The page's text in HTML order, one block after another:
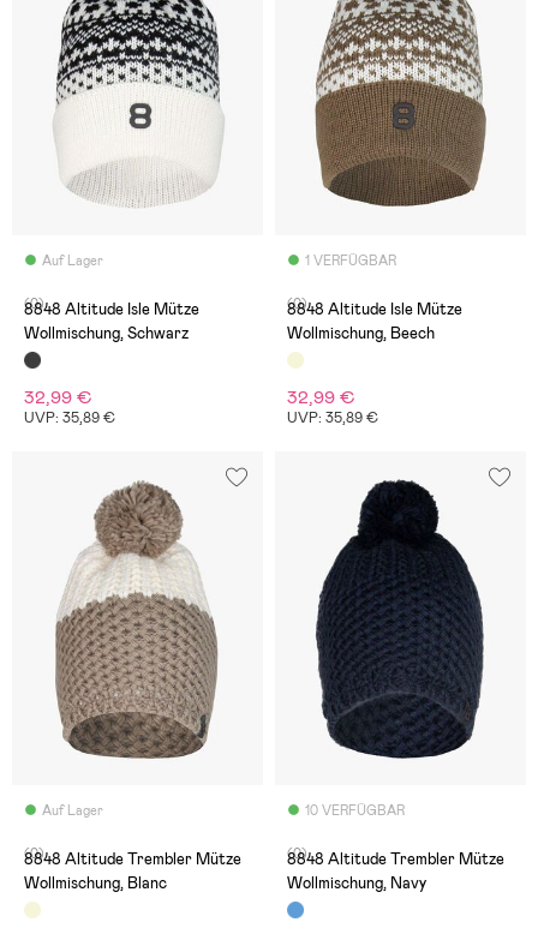
Auf Lager
(0)
8848 Altitude Isle Mütze
Wollmischung, Schwarz
32,99 €
UVP: 35,89 €
1 VERFÜGBAR
(0)
8848 Altitude Isle Mütze
Wollmischung, Beech
32,99 €
UVP: 35,89 €
Auf Lager
(0)
8848 Altitude Trembler Mütze
Wollmischung, Blanc
10 VERFÜGBAR
(0)
8848 Altitude Trembler Mütze
Wollmischung, Navy